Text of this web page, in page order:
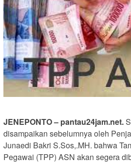
JENEPONTO – pantau24jam.net.
disampaikan sebelumnya oleh
Junaedi Bakri S.Sos,.MH. bahwa
Pegawai (TPP) ASN akan segera